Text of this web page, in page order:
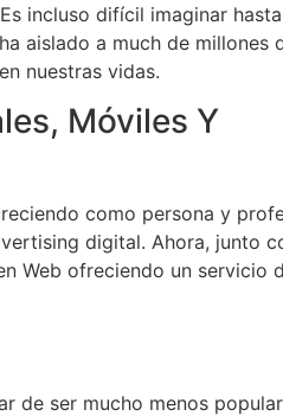
incluso difícil imaginar
aislado a much de millones
nuestras vidas.
Móviles Y
como persona y
digital. Ahora, junto
Web ofreciendo un servicio
de ser mucho menos